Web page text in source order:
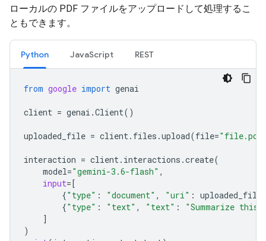
ローカルの PDF ファイルをアップロードして処理するこ
ともできます。
Python JavaScript REST
from google import genai
client = genai .Client()
uploaded_file = client. files .upload(file=
interaction = client. interactions .create(
model="gemini-3.6-flash" ,
input=[
{"type" : "document" , "uri" : uploaded_file
{"type" : "text" , "text" :
"Summarize this
]
)